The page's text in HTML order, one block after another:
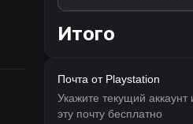
Итого
Почта от Playstation
Укажите текущий
эту почту бесплатно